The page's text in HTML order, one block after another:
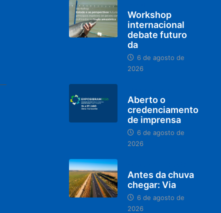
Workshop
internacional
debate futuro
da
6 de agosto de
2026
Aberto o
credenciamento
de imprensa
6 de agosto de
2026
Antes da chuva
chegar: Via
6 de agosto de
2026